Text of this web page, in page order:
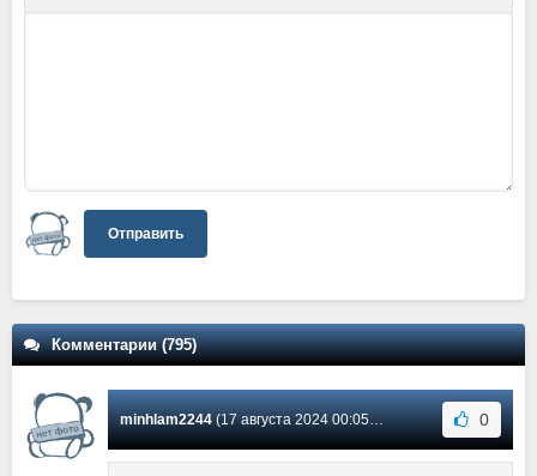
Отправить
Комментарии (795)
minhlam2244(17 августа 2024 00:05) Сообщение #586 0